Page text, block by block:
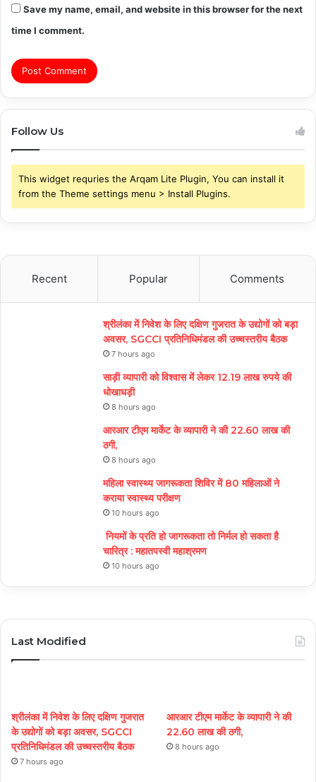
Save my name, email, and website in this browser for the next
time I comment.
Follow Us
This widget requries the Arqam Lite Plugin, You can install it
from the Theme settings menu > Install Plugins.
Recent Popular Comments
श्रीलंका में निवेश के लिए दक्षिण गुजरात के उद्योगों को बड़ा
अवसर, SGCCI प्रतिनिधिमंडल की उच्चस्तरीय बैठक
7 hours ago
साड़ी व्यापारी को विश्वास में लेकर 12.19 लाख रुपये की
धोखाधड़ी
8 hours ago
आरआर टीएम मार्केट के व्यापारी ने की 22.60 लाख की
ठगी,
8 hours ago
महिला स्वास्थ्य जागरूकता शिविर में 80 महिलाओं ने
कराया स्वास्थ्य परीक्षण
10 hours ago
नियमों के प्रति हो जागरूकता तो निर्मल हो सकता है
चारित्र : महातपस्वी महाश्रमण
10 hours ago
Last Modified
श्रीलंका में निवेश के लिए दक्षिण गुजरात
के उद्योगों को बड़ा अवसर, SGCCI
प्रतिनिधिमंडल की उच्चस्तरीय बैठक
7 hours ago
आरआर टीएम मार्केट के व्यापारी ने की
22.60 लाख की ठगी,
8 hours ago